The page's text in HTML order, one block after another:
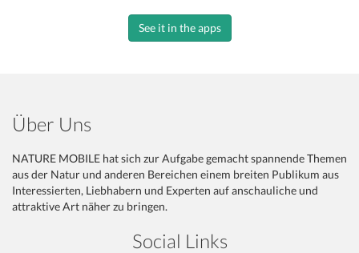
See it in the apps
Über Uns
NATURE MOBILE hat sich zur Aufgabe gemacht spannende Themen
aus der Natur und anderen Bereichen einem breiten Publikum aus
Interessierten, Liebhabern und Experten auf anschauliche und
attraktive Art näher zu bringen.
Social Links